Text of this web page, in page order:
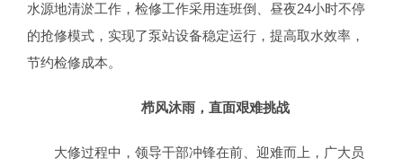
水源地清淤工作，检修工作采用连班倒、昼夜24小时不停
的抢修模式，实现了泵站设备稳定运行，提高取水效率，
节约检修成本。
栉风沐雨，直面艰难挑战
大修过程中，领导干部冲锋在前、迎难而上，广大员